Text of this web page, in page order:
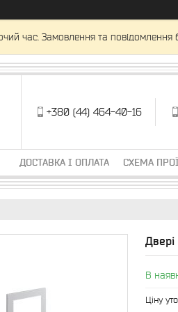
час. Замовлення та
+380 (44) 464-40-16
ДОСТАВКА І ОПЛАТА СХЕМА
Двері
В
Ціну